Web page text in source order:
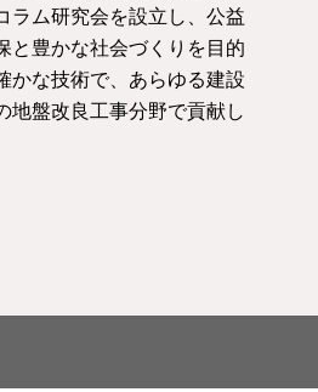
ラム研究会を設立し、公益
と豊かな社会づくりを目的
かな技術で、あらゆる建設
地盤改良工事分野で貢献し